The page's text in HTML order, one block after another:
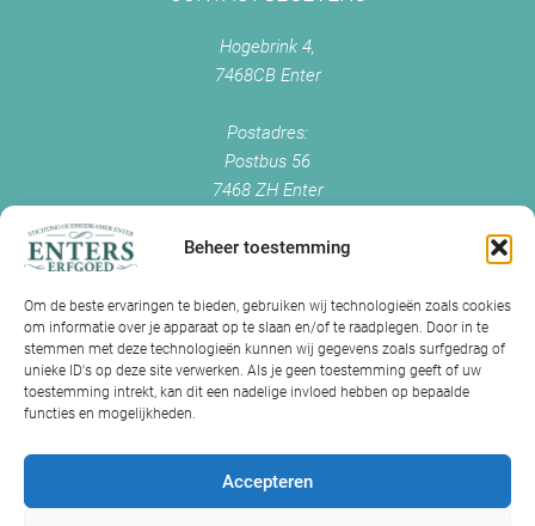
Beheer toestemming
Om de beste ervaringen te bieden, gebruiken wij technologieën zoals cookies
om informatie over je apparaat op te slaan en/of te raadplegen. Door in te
stemmen met deze technologieën kunnen wij gegevens zoals surfgedrag of
unieke ID's op deze site verwerken. Als je geen toestemming geeft of uw
toestemming intrekt, kan dit een nadelige invloed hebben op bepaalde
functies en mogelijkheden.
Accepteren
Hogebrink 4,
7468CB Enter
Postadres:
Postbus 56
7468 ZH Enter
info@enterserfgoed.nl
IK HEB OUDE FOTO'S
Is Historisch Enter daarin geïnteresseerd?
Jazeker! Hebt u oude foto’s of videos van Enter? Dan kunt u contact
met ons opnemen.